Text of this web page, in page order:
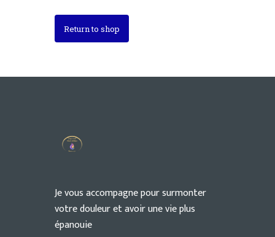
Return to shop
Je vous accompagne pour surmonter
votre douleur et avoir une vie plus
épanouie